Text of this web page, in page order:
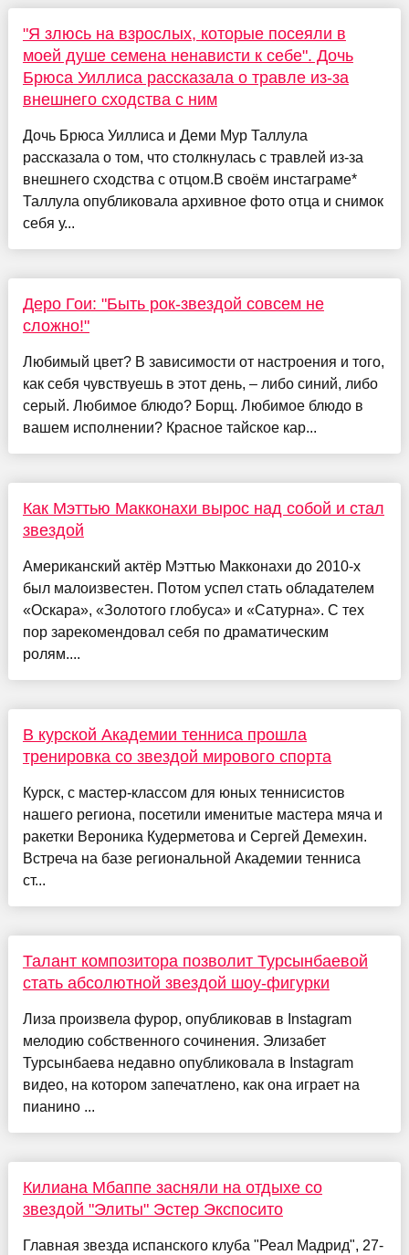
"Я злюсь на взрослых, которые посеяли в
моей душе семена ненависти к себе". Дочь
Брюса Уиллиса рассказала о травле из-за
внешнего сходства с ним
Дочь Брюса Уиллиса и Деми Мур Таллула
рассказала о том, что столкнулась с травлей из-за
внешнего сходства с отцом.В своём инстаграме*
Таллула опубликовала архивное фото отца и снимок
себя у...
Деро Гои: "Быть рок-звездой совсем не
сложно!"
Любимый цвет? В зависимости от настроения и того,
как себя чувствуешь в этот день, – либо синий, либо
серый. Любимое блюдо? Борщ. Любимое блюдо в
вашем исполнении? Красное тайское кар...
Как Мэттью Макконахи вырос над собой и стал
звездой
Американский актёр Мэттью Макконахи до 2010-х
был малоизвестен. Потом успел стать обладателем
«Оскара», «Золотого глобуса» и «Сатурна». С тех
пор зарекомендовал себя по драматическим
ролям....
В курской Академии тенниса прошла
тренировка со звездой мирового спорта
Курск, с мастер-классом для юных теннисистов
нашего региона, посетили именитые мастера мяча и
ракетки Вероника Кудерметова и Сергей Демехин.
Встреча на базе региональной Академии тенниса
ст...
Талант композитора позволит Турсынбаевой
стать абсолютной звездой шоу-фигурки
Лиза произвела фурор, опубликовав в Instagram
мелодию собственного сочинения. Элизабет
Турсынбаева недавно опубликовала в Instagram
видео, на котором запечатлено, как она играет на
пианино ...
Килиана Мбаппе засняли на отдыхе со
звездой "Элиты" Эстер Экспосито
Главная звезда испанского клуба "Реал Мадрид", 27-